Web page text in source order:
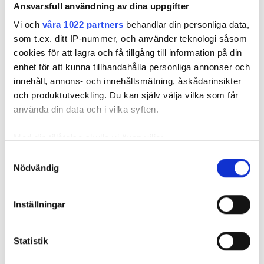
Ansvarsfull användning av dina uppgifter
Vi och våra 1022 partners behandlar din personliga data,
som t.ex. ditt IP-nummer, och använder teknologi såsom
cookies för att lagra och få tillgång till information på din
enhet för att kunna tillhandahålla personliga annonser och
innehåll, annons- och innehållsmätning, åskådarinsikter
och produktutveckling. Du kan själv välja vilka som får
använda din data och i vilka syften.
som kan ha en noggrannhet på upp till flera meter
Ta reda på mer om hur dina personliga uppgifter
Du kan ändra eller dra tillbaka ditt samtycke när som
Nödvändig
Inställningar
Statistik
Instalco växer
Instalco